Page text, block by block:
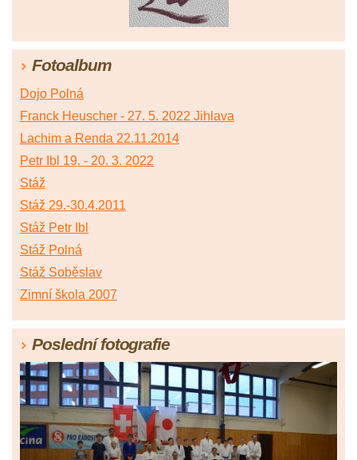
Fotoalbum
Dojo Polná
Franck Heuscher - 27. 5. 2022 Jihlava
Lachim a Renda 22.11.2014
Petr Ibl 19. - 20. 3. 2022
Stáž
Stáž 29.-30.4.2011
Stáž Petr Ibl
Stáž Polná
Stáž Soběslav
Zimní škola 2007
Poslední fotografie